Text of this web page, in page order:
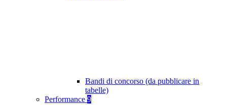
Bandi di concorso (da pubblicare in
tabelle)
Performance 9